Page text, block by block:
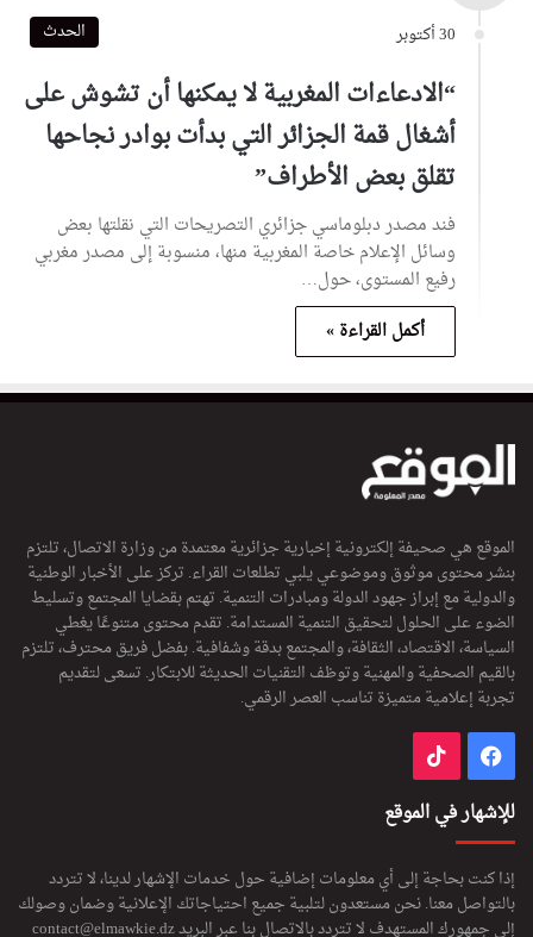
30 أكتوبر الحدث
“الادعاءات المغربية لا يمكنها أن تشوش على
أشغال قمة الجزائر التي بدأت بوادر نجاحها
تقلق بعض الأطراف”
فند مصدر دبلوماسي جزائري التصريحات التي نقلتها بعض
وسائل الإعلام خاصة المغربية منها، منسوبة إلى مصدر مغربي
رفيع المستوى، حول…
أكمل القراءة »
الموقع هي صحيفة إلكترونية إخبارية جزائرية معتمدة من وزارة الاتصال، تلتزم
بنشر محتوى موثوق وموضوعي يلبي تطلعات القراء. تركز على الأخبار الوطنية
والدولية مع إبراز جهود الدولة ومبادرات التنمية. تهتم بقضايا المجتمع وتسليط
الضوء على الحلول لتحقيق التنمية المستدامة. تقدم محتوى متنوعًا يغطي
السياسة، الاقتصاد، الثقافة، والمجتمع بدقة وشفافية. بفضل فريق محترف، تلتزم
بالقيم الصحفية والمهنية وتوظف التقنيات الحديثة للابتكار. تسعى لتقديم
تجربة إعلامية متميزة تناسب العصر الرقمي.
فيسبوك
للإشهار في الموقع
إذا كنت بحاجة إلى أي معلومات إضافية حول خدمات الإشهار لدينا، لا تتردد
بالتواصل معنا. نحن مستعدون لتلبية جميع احتياجاتك الإعلانية وضمان وصولك
إلى جمهورك المستهدف لا تتردد بالاتصال بنا عبر البريدcontact@elmawkie.dz